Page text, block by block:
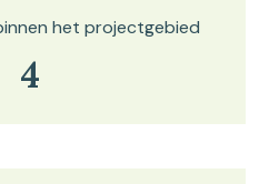
het projectgebied
4